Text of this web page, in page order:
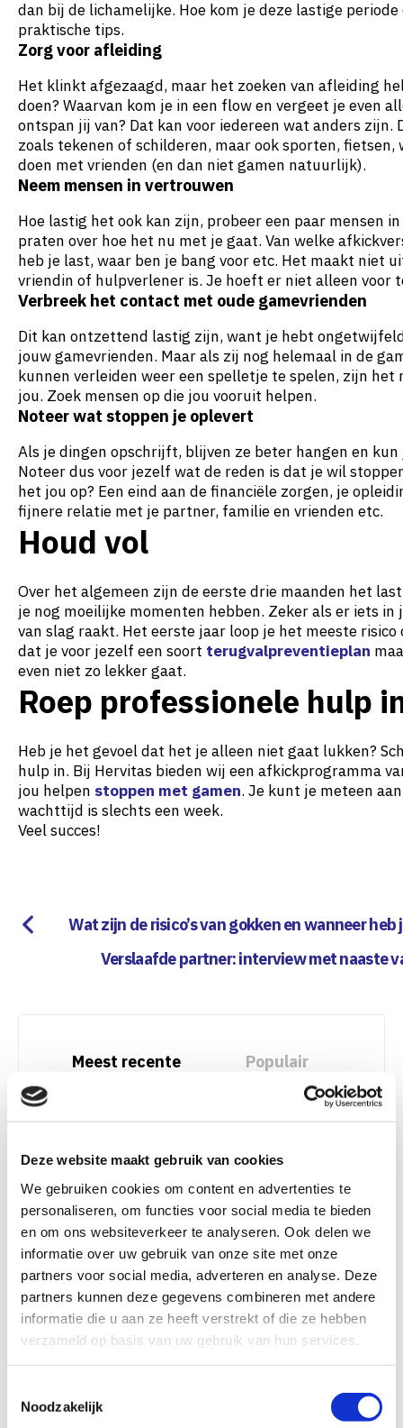
Deze website maakt gebruik van cookies
We gebruiken cookies om content en advertenties te
personaliseren, om functies voor social media te bieden
en om ons websiteverkeer te analyseren. Ook delen we
informatie over uw gebruik van onze site met onze
partners voor social media, adverteren en analyse. Deze
partners kunnen deze gegevens combineren met andere
informatie die u aan ze heeft verstrekt of die ze hebben
verzameld op basis van uw gebruik van hun services.
Noodzakelijk
dan bij de lichamelijke. Hoe kom je deze lastige periode
praktische tips.
Zorg voor afleiding
Het klinkt afgezaagd, maar het zoeken van afleiding
doen? Waarvan kom je in een flow en vergeet je even
ontspan jij van? Dat kan voor iedereen wat anders zijn.
zoals tekenen of schilderen, maar ook sporten,
doen met vrienden (en dan niet gamen natuurlijk).
Neem mensen in vertrouwen
Hoe lastig het ook kan zijn, probeer een paar mensen
praten over hoe het nu met je gaat. Van welke
heb je last, waar ben je bang voor etc. Het maakt niet
vriendin of hulpverlener is. Je hoeft er niet alleen voor
Verbreek het contact met oude gamevrienden
Dit kan ontzettend lastig zijn, want je hebt
jouw gamevrienden. Maar als zij nog helemaal in de
kunnen verleiden weer een spelletje te spelen, zijn het
jou. Zoek mensen op die jou vooruit helpen.
Noteer wat stoppen je oplevert
Als je dingen opschrijft, blijven ze beter hangen en
Noteer dus voor jezelf wat de reden is dat je wil
het jou op? Een eind aan de financiële zorgen, je
fijnere relatie met je partner, familie en vrienden etc.
Houd vol
Over het algemeen zijn de eerste drie maanden het
je nog moeilijke momenten hebben. Zeker als er iets in
van slag raakt. Het eerste jaar loop je het meeste
dat je voor jezelf een soort terugvalpreventieplan
even niet zo lekker gaat.
Roep professionele hulp
Heb je het gevoel dat het je alleen niet gaat lukken?
hulp in. Bij Hervitas bieden wij een afkickprogramma
jou helpen stoppen met gamen. Je kunt je meteen
wachttijd is slechts een week.
Veel succes!
Wat zijn de risico’s van gokken en wanneer
Verslaafde partner: interview met naaste
Meest recente Populair
Wanneer wordt sportkijken sportgo
Terugval na een gokverslaving: wat k
un je doen als het toch gebeurt?
Gokverslaving blijft toenemen: wat
zeggen de nieuwste LADIS-cijfers?
WK voetbal en online gokken: wanne
Waarom terugval bij gokverslaving v